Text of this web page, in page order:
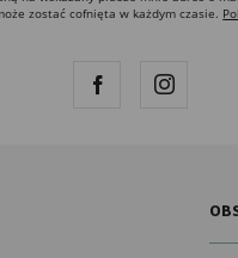
zostać cofnięta w każdym czasie.